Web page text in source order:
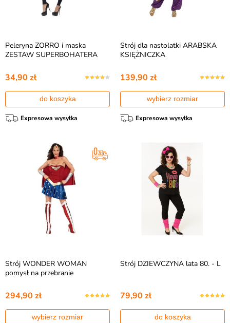
Peleryna ZORRO i maska
ZESTAW SUPERBOHATERA
34,90 zł
do koszyka
Expresowa wysyłka
Strój dla nastolatki ARABSKA
KSIĘŻNICZKA
139,90 zł
wybierz rozmiar
Expresowa wysyłka
Strój WONDER WOMAN
pomysł na przebranie
294,90 zł
wybierz rozmiar
Strój DZIEWCZYNA lata 80. - L
79,90 zł
do koszyka